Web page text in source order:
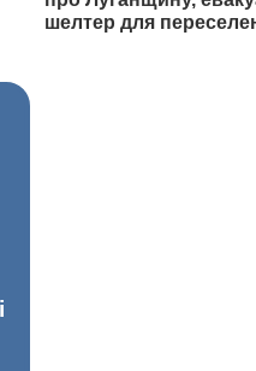
шелтер для